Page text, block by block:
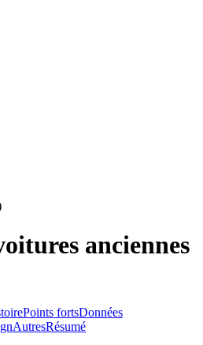
anciennes
Points fortsDonnées
AutresRésumé